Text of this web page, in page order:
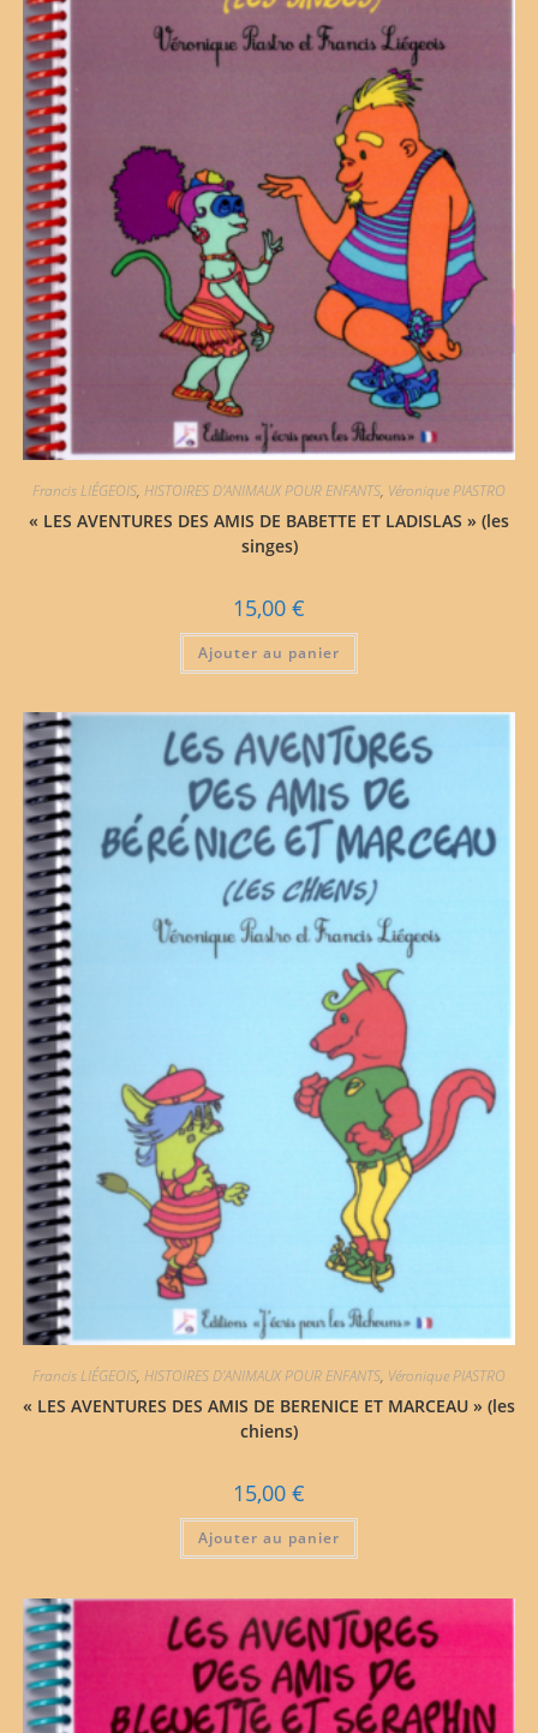
Francis LIÉGEOIS, HISTOIRES D'ANIMAUX POUR ENFANTS, Véronique PIASTRO
« LES AVENTURES DES AMIS DE BABETTE ET LADISLAS » (les
singes)
15,00 €
Ajouter au panier
Francis LIÉGEOIS, HISTOIRES D'ANIMAUX POUR ENFANTS, Véronique PIASTRO
« LES AVENTURES DES AMIS DE BERENICE ET MARCEAU » (les
chiens)
15,00 €
Ajouter au panier